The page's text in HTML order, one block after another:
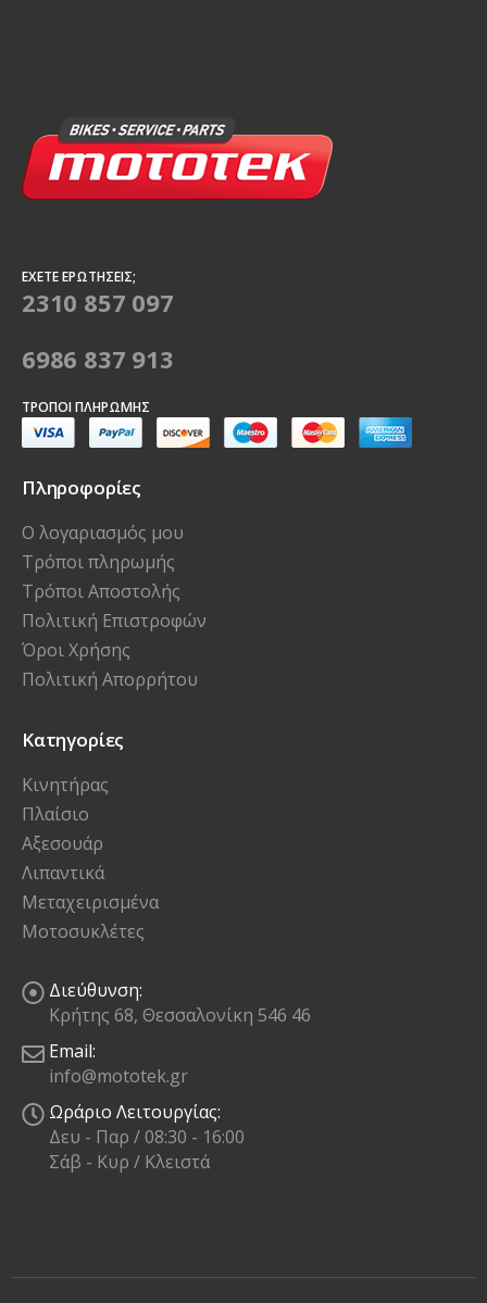
ΈΧΕΤΕ ΕΡΩΤΉΣΕΙΣ;
2310 857 097
6986 837 913
ΤΡΌΠΟΙ ΠΛΗΡΩΜΉΣ
Πληροφορίες
Ο λογαριασμός μου
Τρόποι πληρωμής
Τρόποι Αποστολής
Πολιτική Επιστροφών
Όροι Χρήσης
Πολιτική Απορρήτου
Κατηγορίες
Κινητήρας
Πλαίσιο
Αξεσουάρ
Λιπαντικά
Μεταχειρισμένα
Μοτοσυκλέτες
Διεύθυνση:
Κρήτης 68, Θεσσαλονίκη 546 46
Email:
info@mototek.gr
Ωράριο Λειτουργίας:
Δευ - Παρ / 08:30 - 16:00
Σάβ - Κυρ / Κλειστά